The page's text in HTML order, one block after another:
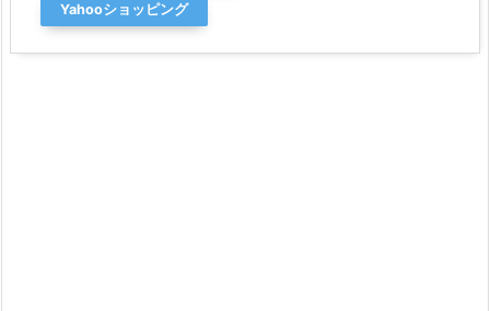
Yahooショッピング